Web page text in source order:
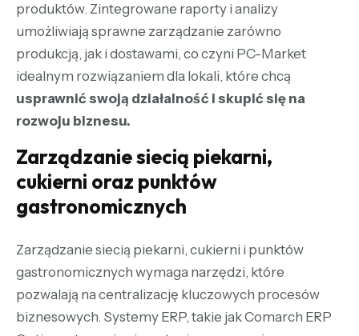
produktów. Zintegrowane raporty i analizy
umożliwiają sprawne zarządzanie zarówno
produkcją, jak i dostawami, co czyni PC-Market
idealnym rozwiązaniem dla lokali, które chcą
usprawnić swoją działalność i skupić się na
rozwoju biznesu.
Zarządzanie siecią piekarni,
cukierni oraz punktów
gastronomicznych
Zarządzanie siecią piekarni, cukierni i punktów
gastronomicznych wymaga narzędzi, które
pozwalają na centralizację kluczowych procesów
biznesowych. Systemy ERP, takie jakComarch ERP